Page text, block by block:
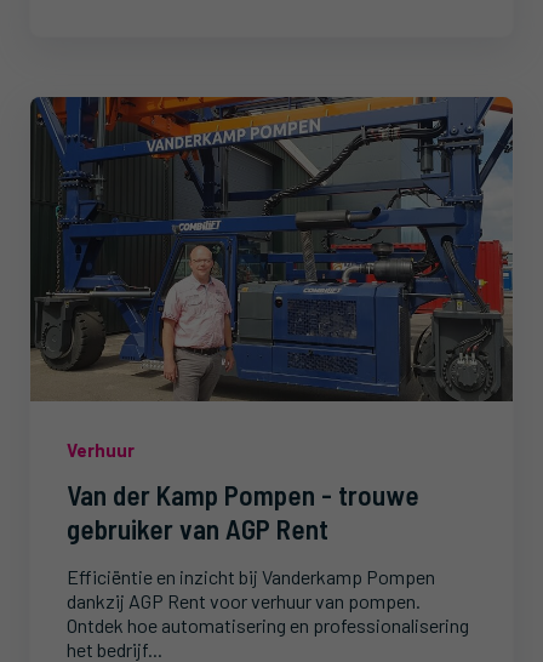
Verhuur
Van der Kamp Pompen - trouwe
gebruiker van AGP Rent
Efficiëntie en inzicht bij Vanderkamp Pompen
dankzij AGP Rent voor verhuur van pompen.
Ontdek hoe automatisering en professionalisering
het bedrijf...